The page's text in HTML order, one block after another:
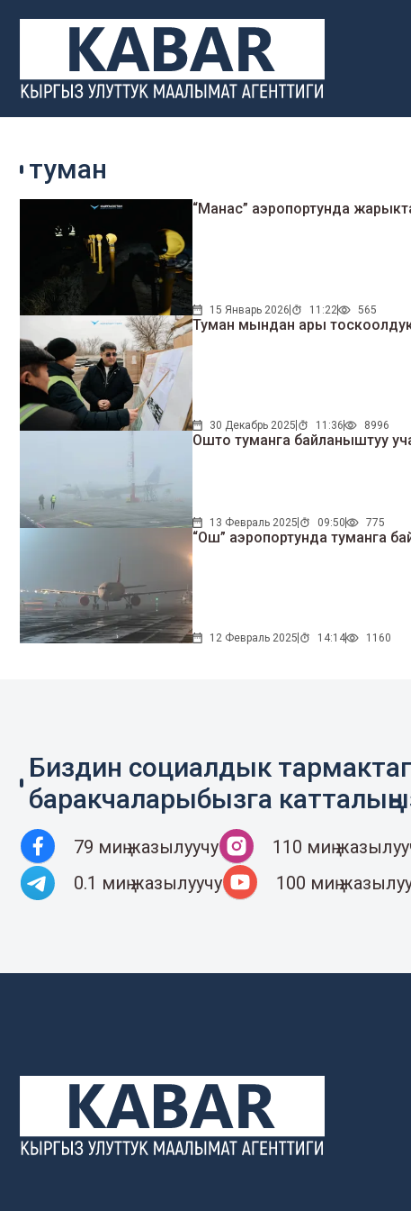
туман
“Манас” аэропортунда
15 Январь 2026 11:22 565
Туман мындан ары
30 Декабрь 2025 11:36 8996
Ошто туманга байланыштуу
13 Февраль 2025 09:50 775
“Ош” аэропортунда туманга
12 Февраль 2025 14:14 1160
Биздин социалдык
баракчаларыбызга
79 миң жазылуучу
110 миң
0.1 миң жазылуучу
100 миң